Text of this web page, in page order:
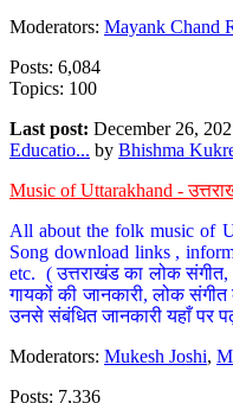
Moderators: Mayank Chand
Posts: 6,084
Topics: 100
Last post: December 26,
Educatio... by Bhishma
Music of Uttarakhand -
All about the folk music of
Song download links ,
etc. ( उत्तराखंड का लोक
गायकों की जानकारी, लोक
उनसे संबंधित जानकारी यहाँ पर
Moderators: Mukesh Joshi,
Posts: 7,336